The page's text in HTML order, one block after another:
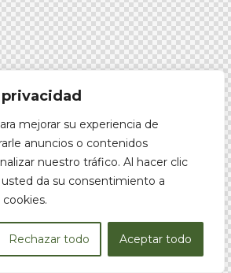
mejorar su experiencia de
anuncios o contenidos
nuestro tráfico. Al hacer clic
usted da su consentimiento a
Rechazar todo Aceptar todo